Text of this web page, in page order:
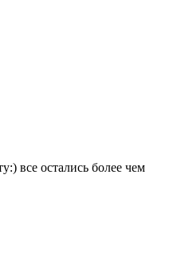
все остались более чем